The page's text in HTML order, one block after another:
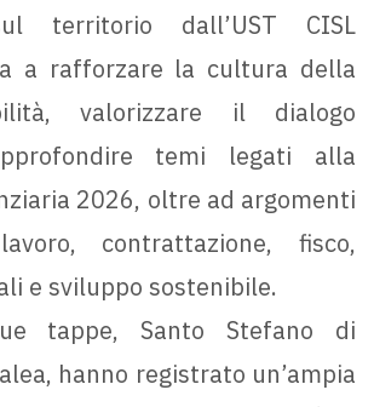
territorio dall’UST CISL
a rafforzare la cultura della
valorizzare il dialogo
temi legati alla
2026, oltre ad argomenti
contrattazione, fisco,
e sviluppo sostenibile.
tappe, Santo Stefano di
hanno registrato un’ampia